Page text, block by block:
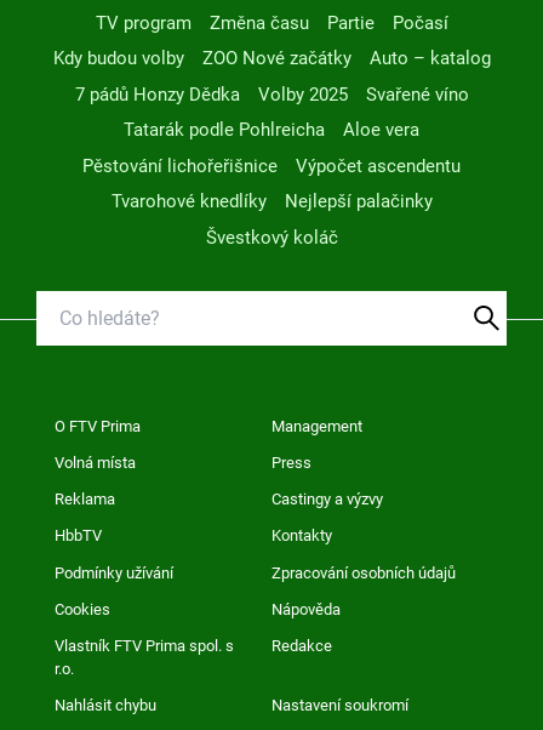
TV program
Změna času Partie
Počasí
Kdy budou volby
ZOO Nové začátky
Auto – katalog
7 pádů Honzy Dědka
Volby 2025
Svařené víno
Tatarák podle Pohlreicha
Aloe vera
Pěstování lichořeřišnice
Výpočet ascendentu
Tvarohové knedlíky
Nejlepší palačinky
Švestkový koláč
O FTV Prima Management
Volná místa Press
Reklama Castingy a výzvy
HbbTV Kontakty
Podmínky užívání Zpracování osobních údajů
Cookies Nápověda
Vlastník FTV Prima spol. s
r.o.
Redakce
Nahlásit chybu Nastavení soukromí